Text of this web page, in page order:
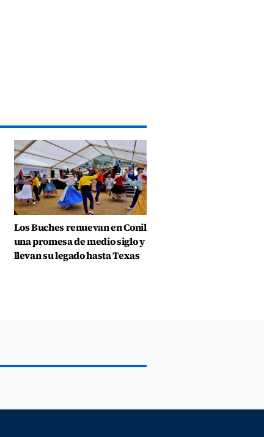
Los Buches renuevan en Conil
una promesa de medio siglo y
llevan su legado hasta Texas